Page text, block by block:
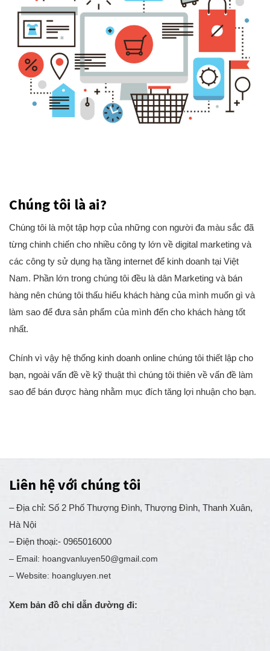
Chúng tôi là ai?
Chúng tôi là một tập hợp của những con người đa màu sắc đã
từng chinh chiến cho nhiều công ty lớn về digital marketing và
các công ty sử dụng hạ tầng internet để kinh doanh tại Việt
Nam. Phần lớn trong chúng tôi đều là dân Marketing và bán
hàng nên chúng tôi thấu hiểu khách hàng của mình muốn gì và
làm sao để đưa sản phẩm của mình đến cho khách hàng tốt
nhất.
Chính vì vậy hệ thống kinh doanh online chúng tôi thiết lập cho
bạn, ngoài vấn đề về kỹ thuật thì chúng tôi thiên về vấn đề làm
sao để bán được hàng nhằm mục đích tăng lợi nhuận cho bạn.
Liên hệ với chúng tôi
– Địa chỉ: Số 2 Phố Thượng Đình, Thượng Đình, Thanh Xuân,
Hà Nội
– Điện thoại:- 0965016000
– Email: hoangvanluyen50@gmail.com
– Website: hoangluyen.net
Xem bản đồ chỉ dẫn đường đi: